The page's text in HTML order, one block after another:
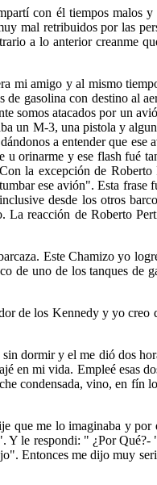
con él tiempos malos
mal retribuidos por las
a lo anterior creanme
mi amigo y al mismo
de gasolina con destino al
somos atacados por un
un M-3, una pistola y
a entender que ese
orinarme y ese flash fué
la excepción de
ese avión". Esta frase
desde los otros
reacción de Roberto
Este Chamizo yo
de uno de los tanques de
de los Kennedy y yo
dormir y el me dió dos
en mi vida. Empleé esas
condensada, vino, en fín
me lo imaginaba y por
le respondi: " ¿Por Qué?-
Entonces me dijo muy